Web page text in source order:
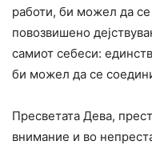
работи, би можел да
повозвишено
самиот себеси:
би можел да се
Пресветата Дева,
внимание и во